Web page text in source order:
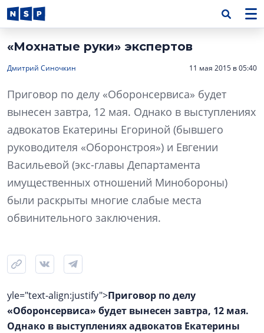
«Мохнатые руки» экспертов
Дмитрий Синочкин 11 мая 2015 в 05:40
Приговор по делу «Оборонсервиса» будет
вынесен завтра, 12 мая. Однако в выступлениях
адвокатов Екатерины Егориной (бывшего
руководителя «Оборонстроя») и Евгении
Васильевой (экс-главы Департамента
имущественных отношений Минобороны)
были раскрыты многие слабые места
обвинительного заключения.
yle="text-align:justify">Приговор по делу
«Оборонсервиса» будет вынесен завтра, 12 мая.
Однако в выступлениях адвокатов Екатерины